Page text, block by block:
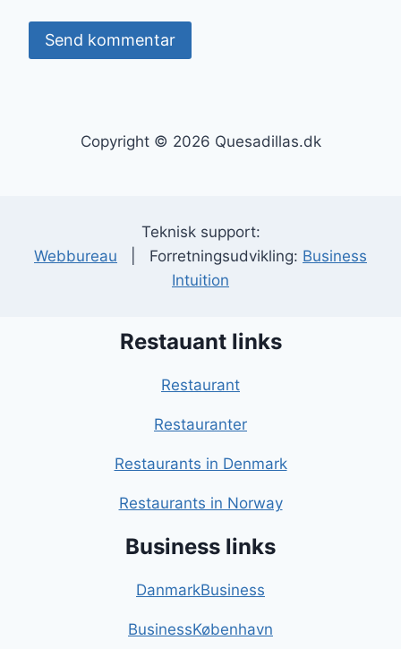
Copyright © 2026 Quesadillas.dk
Teknisk support:
Webbureau | Forretningsudvikling: Business
Intuition
Restauant links
Restaurant
Restauranter
Restaurants in Denmark
Restaurants in Norway
Business links
DanmarkBusiness
BusinessKøbenhavn